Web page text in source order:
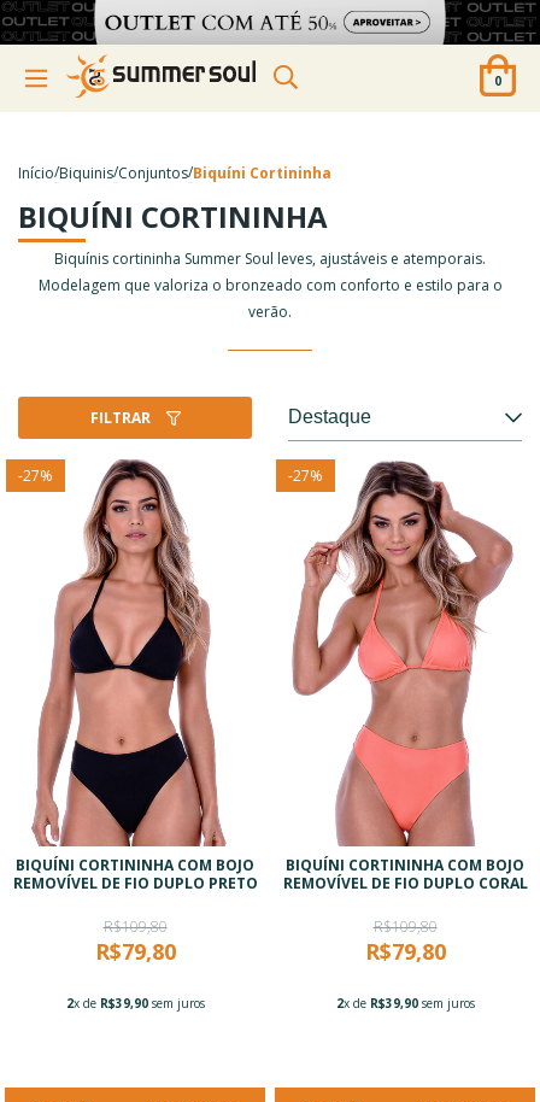
0
Início/Biquinis/Conjuntos/Biquíni Cortininha
BIQUÍNI CORTININHA
Biquínis cortininha Summer Soul leves, ajustáveis e atemporais.
Modelagem que valoriza o bronzeado com conforto e estilo para o
verão.
FILTRAR
-27%
BIQUÍNI CORTININHA COM BOJO
REMOVÍVEL DE FIO DUPLO PRETO
R$109,80
R$79,80
2x de R$39,90sem juros
-27%
BIQUÍNI CORTININHA COM BOJO
REMOVÍVEL DE FIO DUPLO CORAL
R$109,80
R$79,80
2x de R$39,90sem juros